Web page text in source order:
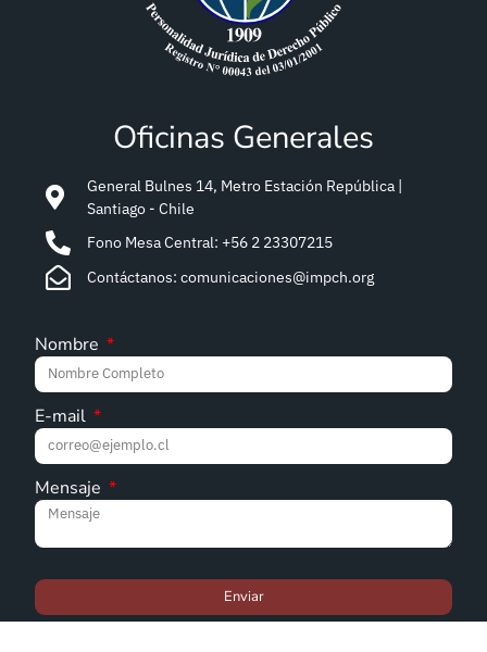
Oficinas Generales
General Bulnes 14, Metro Estación República |
Santiago - Chile
Fono Mesa Central: +56 2 23307215
Contáctanos: comunicaciones@impch.org
Nombre
E-mail
Mensaje
Enviar